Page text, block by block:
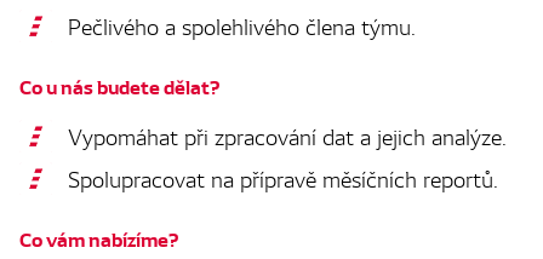
Pečlivého a spolehlivého člena týmu.
Co u nás budete dělat?
Vypomáhat při zpracování dat a jejich analýze.
Spolupracovat na přípravě měsíčních reportů.
Co vám nabízíme?